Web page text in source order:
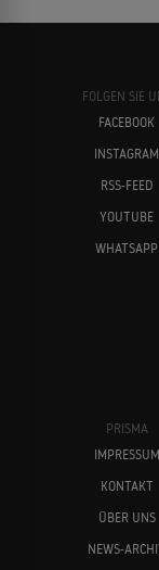
FOLGEN SIE
FACEBOOK
INSTAGRAM
RSS-FEED
YOUTUBE
WHATSAPP
PRISMA
IMPRESSUM
KONTAKT
ÜBER UNS
NEWS-